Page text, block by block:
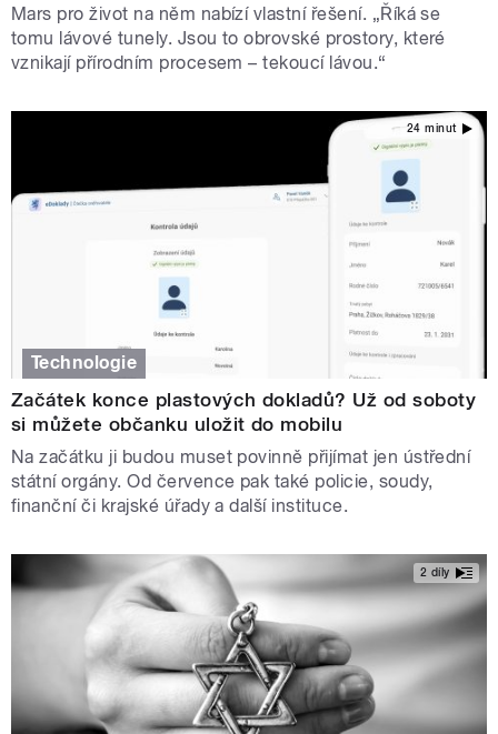
Mars pro život na něm nabízí vlastní řešení. „Říká se
tomu lávové tunely. Jsou to obrovské prostory, které
vznikají přírodním procesem – tekoucí lávou.“
24 minut
Technologie
Začátek konce plastových dokladů? Už od soboty
si můžete občanku uložit do mobilu
Na začátku ji budou muset povinně přijímat jen ústřední
státní orgány. Od července pak také policie, soudy,
finanční či krajské úřady a další instituce.
2 díly